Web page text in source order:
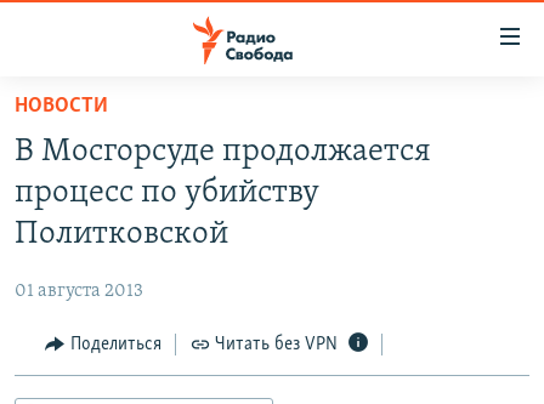
упрощенного
доступа
основному
Вернутся
АВТОРСКИЕ ПРОЕКТЫ
МНЕНИЯ
КУЛЬТУРА
НОВОСТИ
В Мосгорсуде продолжается
процесс по убийству
Политковской
01 августа 2013
Поделиться Читать без VPN